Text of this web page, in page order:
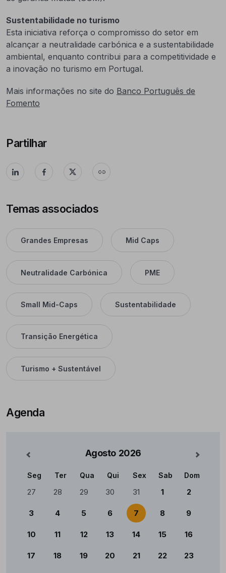
Sustentabilidade no turismo
Esta iniciativa reforça o compromisso do setor em
alcançar a neutralidade carbónica e a sustentabilidade
ambiental, enquanto contribui para a competitividade e
a inovação no turismo em Portugal.
Mais informações no site do Banco Português de
Fomento
Partilhar
Temas associados
Grandes Empresas Mid Caps
Neutralidade Carbónica PME
Small Mid-Caps Sustentabilidade
Transição Energética
Turismo + Sustentável
Agenda
Agosto 2026 Mês
Calendário
Seg Ter Qua Qui Sex Sab Dom
27 28 29 30 31 1 2
3 4 5 6 7 8 9
10 11 12 13 14 15 16
17 18 19 20 21 22 23